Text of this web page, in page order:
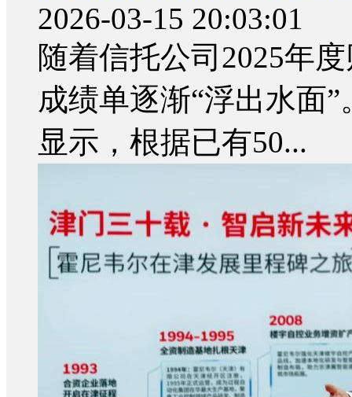
2026-03-15 20:03:01
随着信托公司2025年
成绩单逐渐“浮出水面
显示，根据已有50...